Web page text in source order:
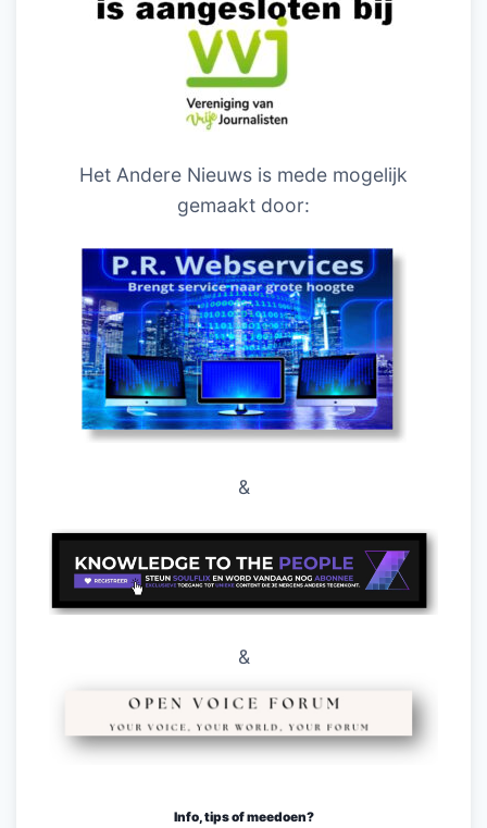
Het Andere Nieuws is mede mogelijk
gemaakt door:
&
&
Info, tips of meedoen?